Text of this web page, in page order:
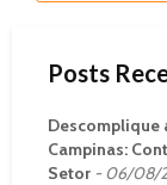
Posts
Descomplique
Campinas:
Setor
06/08/